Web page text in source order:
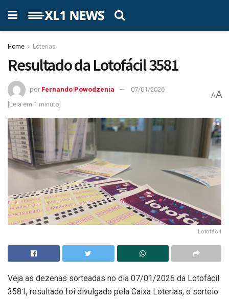
Home Loterias
Resultado da Lotofácil 3581
por Fernando Powodzenia
07/01/2026
[Leia em 1 minuto]
AA
Lotofácil
Veja as dezenas sorteadas no dia 07/01/2026 da Lotofácil
3581, resultado foi divulgado pela Caixa Loterias, o sorteio